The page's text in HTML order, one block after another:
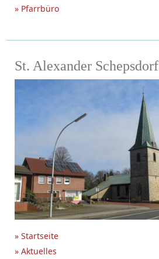
» Pfarrbüro
St. Alexander Schepsdorf
» Startseite
» Aktuelles